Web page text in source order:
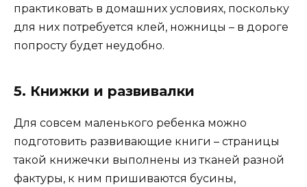
практиковать в домашних условиях, поскольку
для них потребуется клей, ножницы – в дороге
попросту будет неудобно.
5. Книжки и развивалки
Для совсем маленького ребенка можно
подготовить развивающие книги – страницы
такой книжечки выполнены из тканей разной
фактуры, к ним пришиваются бусины,